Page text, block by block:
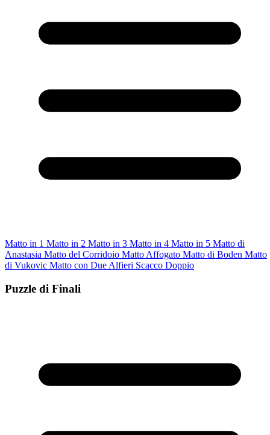
Matto in 1 Matto in 2 Matto in 3 Matto in 4 Matto in 5 Matto di
Anastasia Matto del Corridoio Matto Affogato Matto di Boden Matto
di Vukovic Matto con Due Alfieri Scacco Doppio
Puzzle di Finali